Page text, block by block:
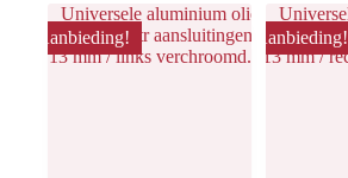
Aanbieding! Aanbieding!